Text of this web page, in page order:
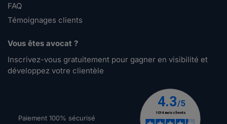
FAQ
Témoignages clients
Vous êtes avocat ?
Inscrivez-vous gratuitement pour gagner en visibilité et
développez votre clientèle
Paiement 100% sécurisé